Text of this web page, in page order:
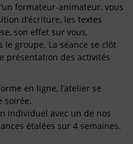
formateur-animateur, vous
d’écriture, les textes
son effet sur vous,
groupe. La séance se clôt
présentation des activités
en ligne, l’atelier se
soirée.
individuel avec un de nos
étalées sur 4 semaines.